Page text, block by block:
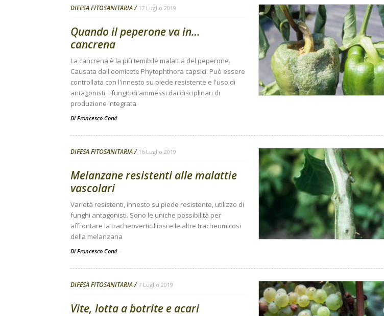
DIFESA FITOSANITARIA 17 Luglio 2019
Quando il peperone va in…
cancrena
La cancrena è la più temibile malattia del peperone.
Causata dall'oomicete Phytophthora capsici. Può essere
controllata con l'innesto su piede resistente e l'uso di
antagonisti. I fungicidi ammessi dai disciplinari di
produzione integrata
Di Francesco Corvi
DIFESA FITOSANITARIA 16 Luglio 2019
Melanzane resistenti alle malattie
vascolari
Varietà resistenti, innesto su piede resistente, utilizzo di
funghi antagonisti. Sono le uniche possibilità per
affrontare la tracheoverticilliosi e le altre tracheomicosi
della melanzana
Di Francesco Corvi -
DIFESA FITOSANITARIA 7 Luglio 2019
Vite, lotta a botrite e acari